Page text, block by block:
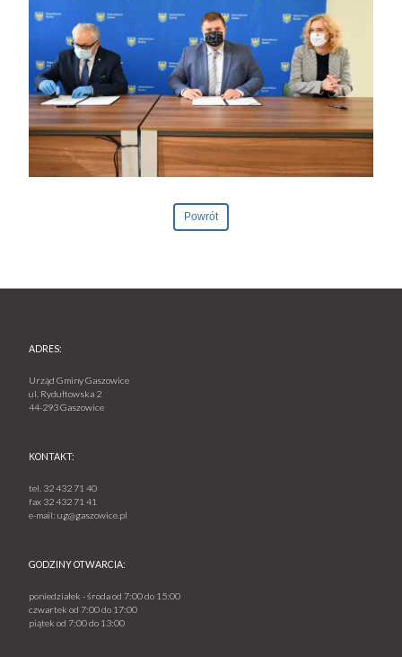
Powrót
ADRES:
Urząd Gminy Gaszowice
ul. Rydułtowska 2
44-293 Gaszowice
KONTAKT:
tel. 32 432 71 40
fax 32 432 71 41
e-mail:ug@gaszowice.pl
GODZINY OTWARCIA:
poniedziałek - środa od 7:00 do 15:00
czwartek od 7:00 do 17:00
piątek od 7:00 do 13:00